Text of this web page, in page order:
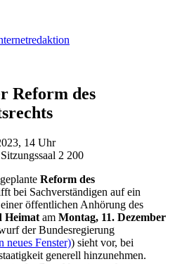
Reform des
14 Uhr
2 200
Reform des
bei Sachverständigen auf ein
öffentlichen Anhörung des
Heimat am Montag, 11. Dezember
der Bundesregierung
neues Fenster)) sieht vor, bei
generell hinzunehmen.